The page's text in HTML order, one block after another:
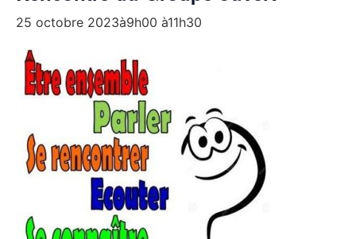
25 octobre 2023à9h00 à11h30